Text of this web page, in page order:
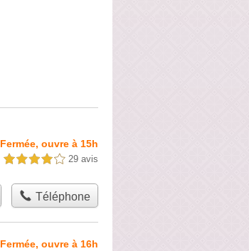
Fermée, ouvre à 15h
4,0 étoiles sur 5 29 avis
Téléphone
Fermée, ouvre à 16h